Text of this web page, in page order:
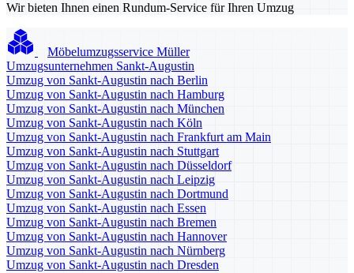
Wir bieten Ihnen einen Rundum-Service für Ihren Umzug
Möbelumzugsservice Müller
Umzugsunternehmen Sankt-Augustin
Umzug von Sankt-Augustin nach Berlin
Umzug von Sankt-Augustin nach Hamburg
Umzug von Sankt-Augustin nach München
Umzug von Sankt-Augustin nach Köln
Umzug von Sankt-Augustin nach Frankfurt am Main
Umzug von Sankt-Augustin nach Stuttgart
Umzug von Sankt-Augustin nach Düsseldorf
Umzug von Sankt-Augustin nach Leipzig
Umzug von Sankt-Augustin nach Dortmund
Umzug von Sankt-Augustin nach Essen
Umzug von Sankt-Augustin nach Bremen
Umzug von Sankt-Augustin nach Hannover
Umzug von Sankt-Augustin nach Nürnberg
Umzug von Sankt-Augustin nach Dresden